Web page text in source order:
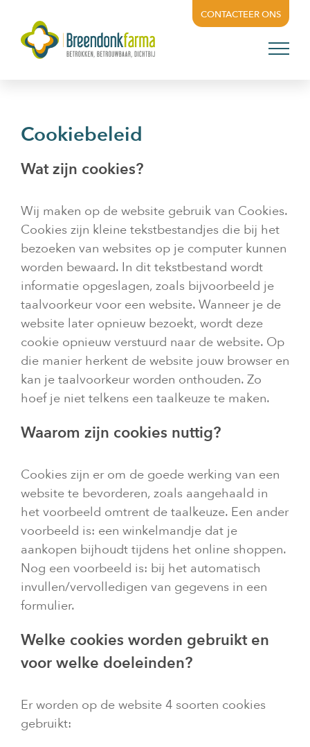
content
CONTACTEER ONS
Cookiebeleid
Wat zijn cookies?
Wij maken op de website gebruik van Cookies.
Cookies zijn kleine tekstbestandjes die bij het
bezoeken van websites op je computer kunnen
worden bewaard. In dit tekstbestand wordt
informatie opgeslagen, zoals bijvoorbeeld je
taalvoorkeur voor een website. Wanneer je de
website later opnieuw bezoekt, wordt deze
cookie opnieuw verstuurd naar de website. Op
die manier herkent de website jouw browser en
kan je taalvoorkeur worden onthouden. Zo
hoef je niet telkens een taalkeuze te maken.
Waarom zijn cookies nuttig?
Cookies zijn er om de goede werking van een
website te bevorderen, zoals aangehaald in
het voorbeeld omtrent de taalkeuze. Een ander
voorbeeld is: een winkelmandje dat je
aankopen bijhoudt tijdens het online shoppen.
Nog een voorbeeld is: bij het automatisch
invullen/vervolledigen van gegevens in een
formulier.
Welke cookies worden gebruikt en
voor welke doeleinden?
Er worden op de website 4 soorten cookies
gebruikt: